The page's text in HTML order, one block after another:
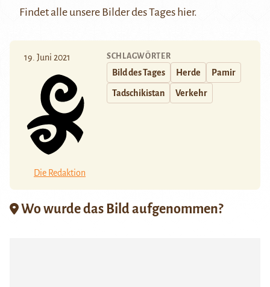
Findet alle unsere Bilder des Tages hier.
19. Juni 2021
Die Redaktion
SCHLAGWÖRTER
Bild des Tages Herde Pamir
Tadschikistan Verkehr
Wo wurde das Bild aufgenommen?